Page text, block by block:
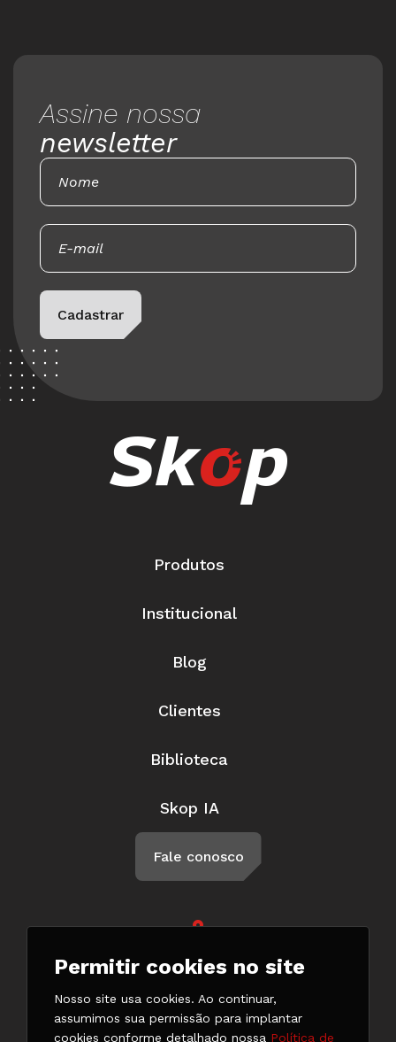
Assine nossa
newsletter
Please leave this field empty.
Cadastrar
Produtos
Institucional
Blog
Clientes
Biblioteca
Skop IA
Fale conosco
de Janeiro - RJ CEP 21011-500
(21) 3147-7777
(21) 98132-0182
Permitir cookies no site
Nosso site usa cookies. Ao continuar,
assumimos sua permissão para implantar
cookies conforme detalhado nossa Política de